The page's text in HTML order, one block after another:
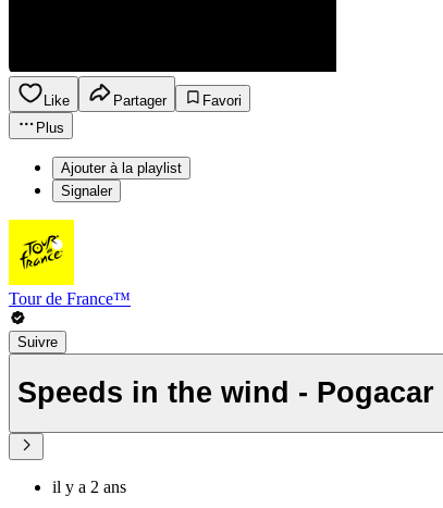
Like Partager
Favori
Plus
Ajouter à la playlist
Signaler
Tour de France™
Suivre
il y a 2 ans